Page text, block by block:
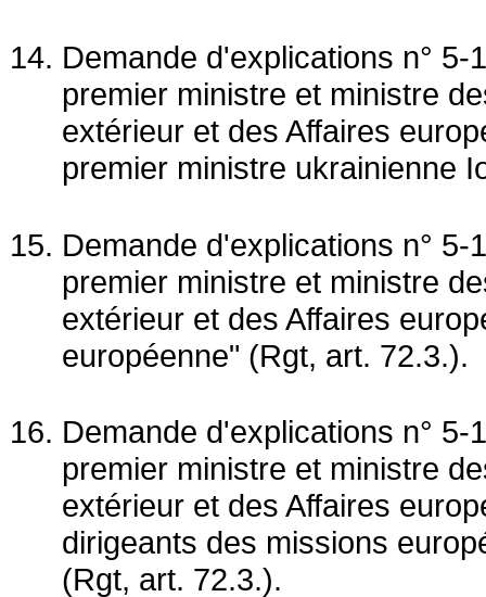
Demande d'explications n°
premier ministre et ministre
extérieur et des Affaires
premier ministre ukrainienne
Demande d'explications n°
premier ministre et ministre
extérieur et des Affaires
européenne" (Rgt, art. 72.3.).
Demande d'explications n°
premier ministre et ministre
extérieur et des Affaires
dirigeants des missions
(Rgt, art. 72.3.).